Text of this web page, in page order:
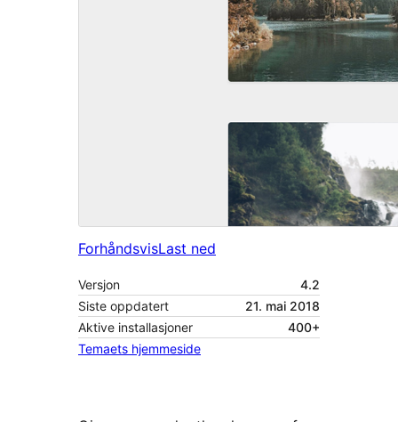
ForhåndsvisLast ned
Versjon
4.2
Siste oppdatert
21. mai 2018
Aktive installasjoner
400+
Temaets hjemmeside